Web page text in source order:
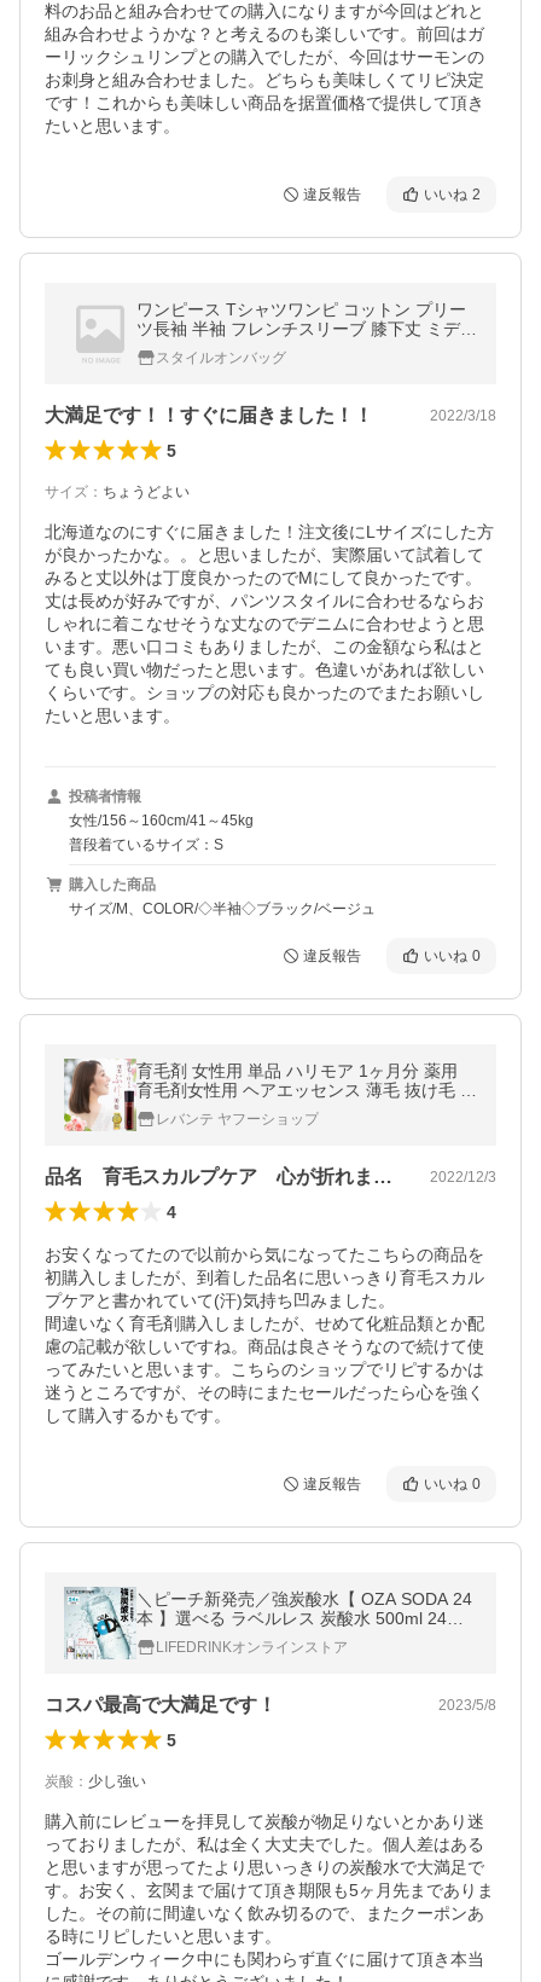
料のお品と組み合わせての購入になりますが今回はどれと
組み合わせようかな？と考えるのも楽しいです。前回はガ
ーリックシュリンプとの購入でしたが、今回はサーモンの
お刺身と組み合わせました。どちらも美味しくてリピ決定
です！これからも美味しい商品を据置価格で提供して頂き
たいと思います。
違反報告 いいね 2
ワンピース Tシャツワンピ コットン プリー
ツ長袖 半袖 フレンチスリーブ 膝下丈 ミディ
丈 大人 ベルト付き上品 ベルト トレンド
スタイルオンバッグ
大満足です！！すぐに届きました！！ 2022/3/18
5
サイズ ： ちょうどよい
北海道なのにすぐに届きました！注文後にLサイズにした方
が良かったかな。。と思いましたが、実際届いて試着して
みると丈以外は丁度良かったのでMにして良かったです。
丈は長めが好みですが、パンツスタイルに合わせるならお
しゃれに着こなせそうな丈なのでデニムに合わせようと思
います。悪い口コミもありましたが、この金額なら私はと
ても良い買い物だったと思います。色違いがあれば欲しい
くらいです。ショップの対応も良かったのでまたお願いし
たいと思います。
投稿者情報
女性/156～160cm/41～45kg
普段着ているサイズ：S
購入した商品
サイズ/M、COLOR/◇半袖◇ブラック/ベージュ
違反報告 いいね 0
育毛剤 女性用 単品 ハリモア 1ヶ月分 薬用
育毛剤女性用 ヘアエッセンス 薄毛 抜け毛 発
毛促進 育毛 ローション 医薬部外品 男性用
メンズ F
レバンテ ヤフーショップ
品名 育毛スカルプケア 心が折れました 2022/12/3
4
お安くなってたので以前から気になってたこちらの商品を
初購入しましたが、到着した品名に思いっきり育毛スカル
プケアと書かれていて(汗)気持ち凹みました。
間違いなく育毛剤購入しましたが、せめて化粧品類とか配
慮の記載が欲しいですね。商品は良さそうなので続けて使
ってみたいと思います。こちらのショップでリピするかは
迷うところですが、その時にまたセールだったら心を強く
して購入するかもです。
違反報告 いいね 0
＼ピーチ新発売／強炭酸水【 OZA SODA 24
本 】選べる ラベルレス 炭酸水 500ml 24本
最短翌日お届け ラベルレス 無糖 爆買
LIFEDRINKオンラインストア
コスパ最高で大満足です！ 2023/5/8
5
炭酸 ： 少し強い
購入前にレビューを拝見して炭酸が物足りないとかあり迷
っておりましたが、私は全く大丈夫でした。個人差はある
と思いますが思ってたより思いっきりの炭酸水で大満足で
す。お安く、玄関まで届けて頂き期限も5ヶ月先までありま
した。その前に間違いなく飲み切るので、またクーポンあ
る時にリピしたいと思います。
ゴールデンウィーク中にも関わらず直ぐに届けて頂き本当